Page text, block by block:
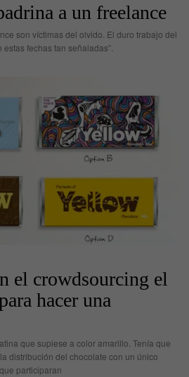
a un freelance
son víctimas del olvido. El duro trabajo del
fechas tan señaladas”.
el crowdsourcing el
hacer una
que supiese a color amarillo. Tenía que
distribución del chocolate con un único
participaran